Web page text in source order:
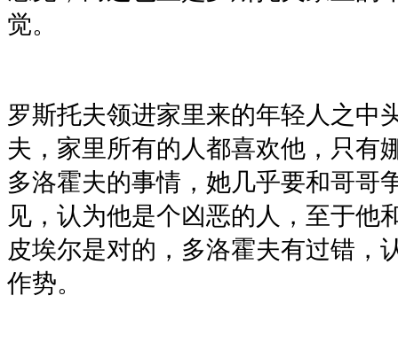
觉。
罗斯托夫领进家里来的年轻人之中
夫，家里所有的人都喜欢他，只有
多洛霍夫的事情，她几乎要和哥哥
见，认为他是个凶恶的人，至于他
皮埃尔是对的，多洛霍夫有过错，
作势。